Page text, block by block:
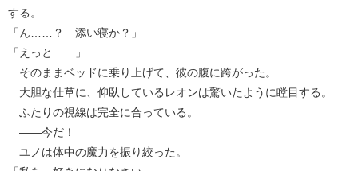
する。
「ん……？ 添い寝か？」
「えっと……」
そのままベッドに乗り上げて、彼の腹に跨がった。
大胆な仕草に、仰臥しているレオンは驚いたように瞠目する。
ふたりの視線は完全に合っている。
――今だ！
ユノは体中の魔力を振り絞った。